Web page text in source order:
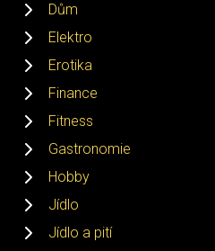
Dům
Elektro
Erotika
Finance
Fitness
Gastronomie
Hobby
Jídlo
Jídlo a pití